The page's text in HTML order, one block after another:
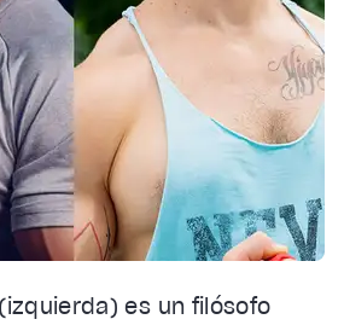
es un filósofo